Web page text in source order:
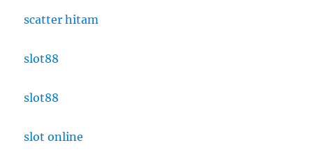
scatter hitam
slot88
slot88
slot online